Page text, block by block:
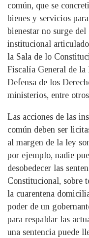
común, que se
bienes y servicios
bienestar no surge
institucional
la Sala de lo
Fiscalía General de la
Defensa de los
ministerios, entre
Las acciones de las
común deben ser
al margen de la ley
por ejemplo, nadie
desobedecer las
Constitucional, sobre
la cuarentena
poder de un
para respaldar las
una sentencia puede